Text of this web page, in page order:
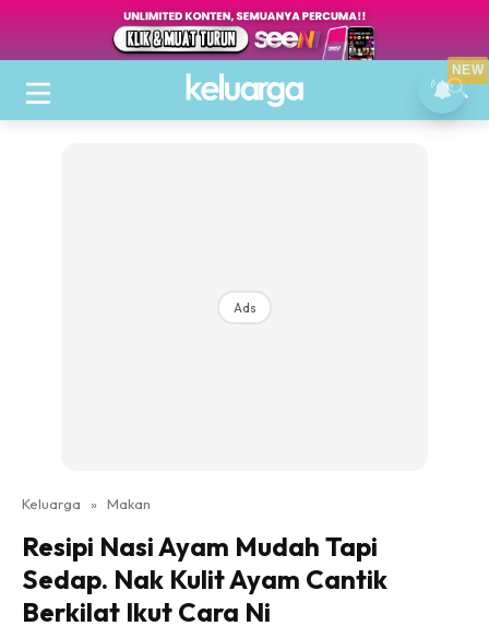
Ads
Keluarga » Makan
Resipi Nasi Ayam Mudah Tapi
Sedap. Nak Kulit Ayam Cantik
Berkilat Ikut Cara Ni
NEW